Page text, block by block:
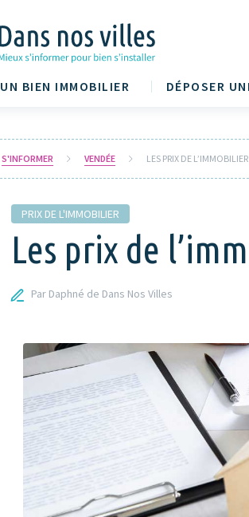
BIEN IMMOBILIER DÉPOSER
S'INFORMER VENDÉE LES PRIX DE
PRIX DE L'IMMOBILIER
Les prix de
Par Daphné de Dans Nos Villes